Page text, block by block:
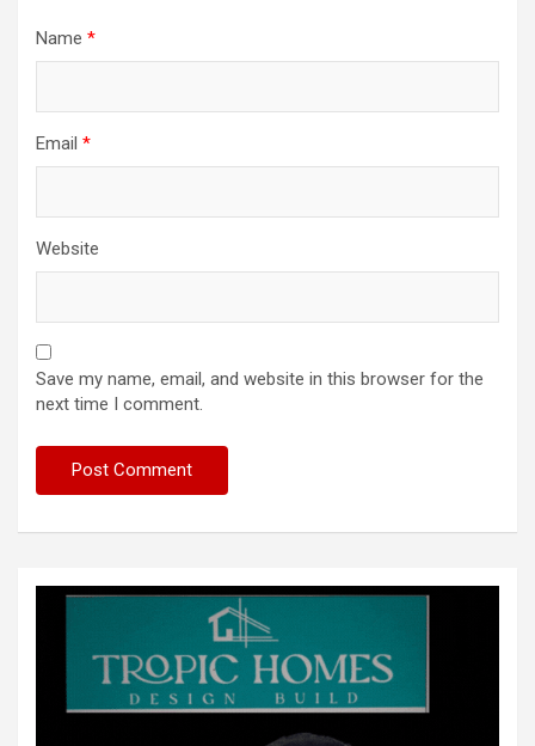
Name *
Email *
Website
Save my name, email, and website in this browser for the
next time I comment.